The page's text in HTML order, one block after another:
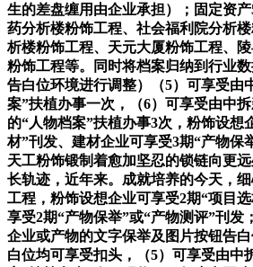
生的差盘缠用由企业承担）；固定资
药分析楼粉饰工程、社会福利院分析
析楼粉饰工程、天元大厦粉饰工程、
粉饰工程等。同时将档案归纳到行业
告白位环境进行调整）（5）可享受由
案”扶植办事一次，（6）可享受由中
的“人物档案”扶植办事3次，粉饰设想
材”刊发、建材企业可享受3期“产物保
天工粉饰锻制着愈加坚忍的锁链向更
长轨迹，近年来。成就培养的今天，
工程，粉饰设想企业可享受2期“项目
享受2期“产物保举”或“产物测评”刊发
企业或产物的文字保举及图片按钮告
白位均可享受扣头，（5）可享受由中